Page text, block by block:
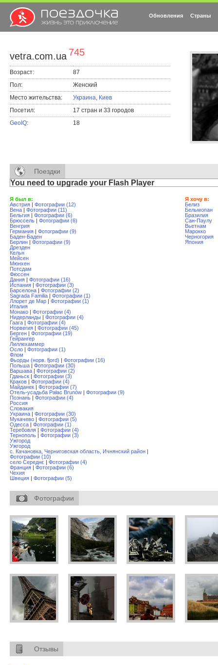
Обновления Страны
vetra.com.ua 745
Возраст:
87
Пол:
Женский
Место жительства:
Украина, Киев
Посетил:
17 стран и 33 городов
GeoIQ: 18
Поездки
You need to upgrade your Flash Player
Я был в:
Австрия | Фотографии (12)
Вена | Фотографии (11)
Бельгия | Фотографии (6)
Брюссель | Фотографии (6)
Венгрия
Германия | Фотографии (9)
Баден-Баден
Берлин | Фотографии (9)
Дрезден
Кельн
Мейсен
Мюнхен
Потсдам
Фюссен
Дания | Фотографии (16)
Испания | Фотографии (3)
Барселона | Фотографии (2)
Sagrada Familia | Фотографии (1)
Ллорет де Мар | Фотографии (1)
Италия
Монако | Фотографии (4)
Нидерланды | Фотографии (4)
Гаага | Фотографии (4)
Норвегия | Фотографии (45)
Берген | Фотографии (19)
Гейрангер
Лиллехаммер
Осло | Фотографии (1)
Флом
Фьорды (норв. fjord) | Фотографии (16)
Польша | Фотографии (30)
Варшава | Фотографии (2)
Гданьск | Фотографии (3)
Краков | Фотографии (4)
Майданек | Фотографии (7)
Отель-усадьба Pałac Brunów | Фотографии (9)
Познань | Фотографии (4)
Россия
Словакия
Украина | Фотографии (30)
Мукачево | Фотографии (5)
Одесса | Фотографии (1)
Теребовля | Фотографии (4)
Тернополь | Фотографии (3)
Ужгород
Ужгород
с. Качановка, Черниговская область, Ичнянский район |
Фотографии (10)
село Середнє | Фотографии (4)
Франция | Фотографии (6)
Чехия
Швеция | Фотографии (5)
Я хочу в:
Белиз
Бельмопан
Бразилия
Сан-Паулу
Вьетнам
Марокко
Черногория
Япония
Фотографии
Отзывы